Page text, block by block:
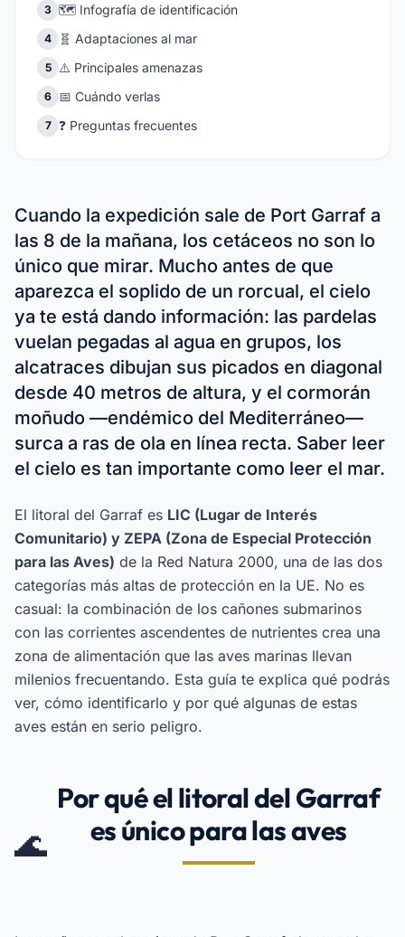
3 🗺️ Infografía de identificación
4 🧬 Adaptaciones al mar
5 ⚠️ Principales amenazas
6 📅 Cuándo verlas
7 ❓ Preguntas frecuentes
Cuando la expedición sale de Port Garraf a
las 8 de la mañana, los cetáceos no son lo
único que mirar. Mucho antes de que
aparezca el soplido de un rorcual, el cielo
ya te está dando información: las pardelas
vuelan pegadas al agua en grupos, los
alcatraces dibujan sus picados en diagonal
desde 40 metros de altura, y el cormorán
moñudo —endémico del Mediterráneo—
surca a ras de ola en línea recta. Saber leer
el cielo es tan importante como leer el mar.
El litoral del Garraf es LIC (Lugar de Interés
Comunitario) y ZEPA (Zona de Especial Protección
para las Aves) de la Red Natura 2000, una de las dos
categorías más altas de protección en la UE. No es
casual: la combinación de los cañones submarinos
con las corrientes ascendentes de nutrientes crea una
zona de alimentación que las aves marinas llevan
milenios frecuentando. Esta guía te explica qué podrás
ver, cómo identificarlo y por qué algunas de estas
aves están en serio peligro.
🌊
Por qué el litoral del Garraf
es único para las aves